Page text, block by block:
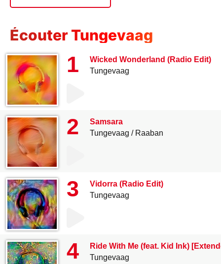
Écouter Tungevaag
1
Wicked Wonderland (Radio Edit)
Tungevaag
2
Samsara
Tungevaag
Raaban
3
Vidorra (Radio Edit)
Tungevaag
4
Ride With Me (feat. Kid Ink)
Tungevaag